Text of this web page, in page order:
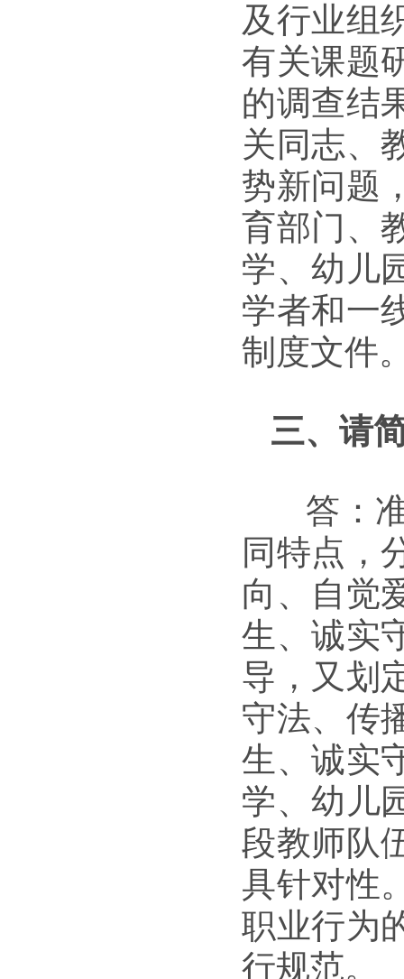
及行业组
有关课题
的调查结
关同志、
势新问题
育部门、
学、幼儿
学者和一
制度文件
三、请
答：
同特点，
向、自觉
生、诚实
导，又划
守法、传
生、诚实
学、幼儿
段教师队
具针对性
职业行为
行规范。